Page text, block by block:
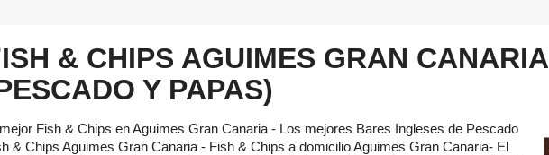
& CHIPS AGUIMES GRAN CANARIA
Y PAPAS)
Fish & Chips en Aguimes Gran Canaria - Los mejores Bares Ingleses de Pescado
& Chips Aguimes Gran Canaria - Fish & Chips a domicilio Aguimes Gran Canaria- El